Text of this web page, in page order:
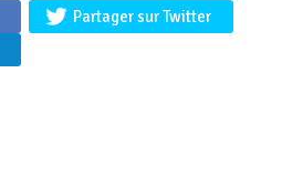
Partager sur Twitter